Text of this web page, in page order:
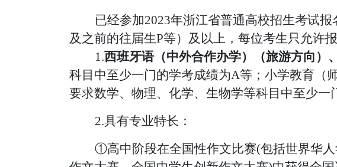
已经参加2023年浙江省普通高校招生考试报
及之前的往届生P等）及以上， 每位考生只允许
1.西班牙语（中外合作办学）（旅游方向）
科目中至少一门的学考成绩为A等；小学教育（
要求数学、物理、化学、生物学等科目中至少一
2.具有专业特长：
①高中阶段在全国性作文比赛(包括世界华